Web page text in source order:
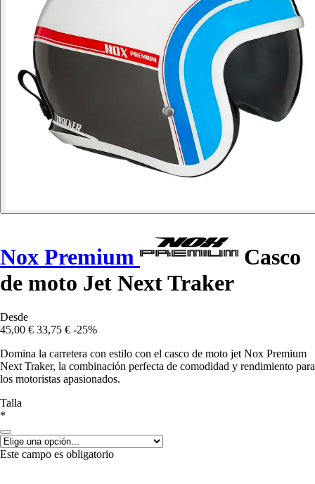
Nox Premium
Casco
de moto Jet Next Traker
Desde
45,00 € 33,75 € -25%
Domina la carretera con estilo con el casco de moto jet Nox Premium
Next Traker, la combinación perfecta de comodidad y rendimiento para
los motoristas apasionados.
Talla
*
Este campo es obligatorio